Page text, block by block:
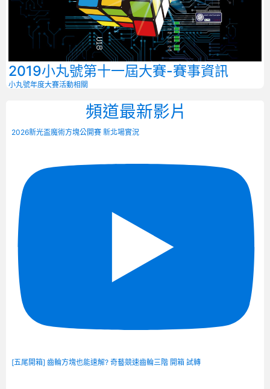
2019小丸號第十一屆大賽-賽事資訊
小丸號年度大賽活動相關
頻道最新影片
2026新光盃魔術方塊公開賽 新北場實況
[五尾開箱] 齒輪方塊也能速解? 奇藝競速齒輪三階 開箱 試轉